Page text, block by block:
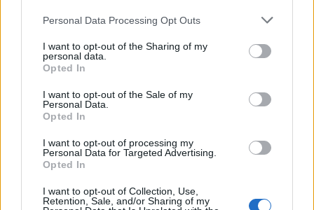
Please note that this website/app uses one or more Google
not limited to your visit or usage behaviour. You may click to
grant or deny consent to Google and its third-party tags to
use your data for below specified purposes in below Google
consent section.
Personal Data Processing Opt Outs
I want to opt-out of the Sharing of my
personal data.
Opted In
I want to opt-out of the Sale of my
Personal Data.
Opted In
I want to opt-out of processing my
Personal Data for Targeted Advertising.
Opted In
I want to opt-out of Collection, Use,
Retention, Sale, and/or Sharing of my
πριν εμφανιστούν τα συμπτώματα.
ΑΣΕΠ: Πιστοποίηση Αγγλικών σε
μόνο 2 ημέρες στα χέρια σας